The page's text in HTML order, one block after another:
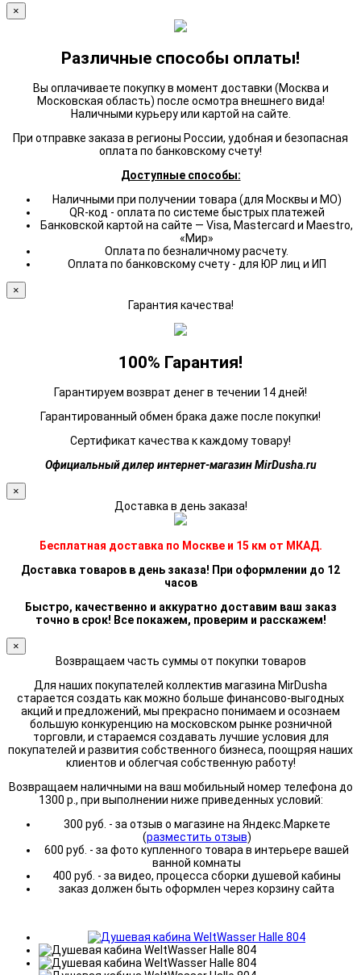
×
Различные способы оплаты!
Вы оплачиваете покупку в момент доставки (Москва и
Московская область) после осмотра внешнего вида!
Наличными курьеру или картой на сайте.
При отправке заказа в регионы России, удобная и безопасная
оплата по банковскому счету!
Доступные способы:
Наличными при получении товара (для Москвы и МО)
QR-код - оплата по системе быстрых платежей
Банковской картой на сайте — Visa, Mastercard и Maestro,
«Мир»
Оплата по безналичному расчету.
Оплата по банковскому счету - для ЮР лиц и ИП
×
Гарантия качества!
100% Гарантия!
Гарантируем возврат денег в течении 14 дней!
Гарантированный обмен брака даже после покупки!
Сертификат качества к каждому товару!
Официальный дилер интернет-магазин MirDusha.ru
×
Доставка в день заказа!
Бесплатная доставка по Москве и 15 км от МКАД.
Доставка товаров в день заказа! При оформлении до 12
часов
Быстро, качественно и аккуратно доставим ваш заказ
точно в срок! Все покажем, проверим и расскажем!
×
Возвращаем часть суммы от покупки товаров
Для наших покупателей коллектив магазина MirDusha
старается создать как можно больше финансово-выгодных
акций и предложений, мы прекрасно понимаем и осознаем
большую конкуренцию на московском рынке розничной
торговли, и стараемся создавать лучшие условия для
покупателей и развития собственного бизнеса, поощряя наших
клиентов и облегчая собственную работу!
Возвращаем наличными на ваш мобильный номер телефона до
1300 р., при выполнении ниже приведенных условий:
300 руб. - за отзыв о магазине на Яндекс.Маркете
(разместить отзыв)
600 руб. - за фото купленного товара в интерьере вашей
ванной комнаты
400 руб. - за видео, процесса сборки душевой кабины
заказ должен быть оформлен через корзину сайта